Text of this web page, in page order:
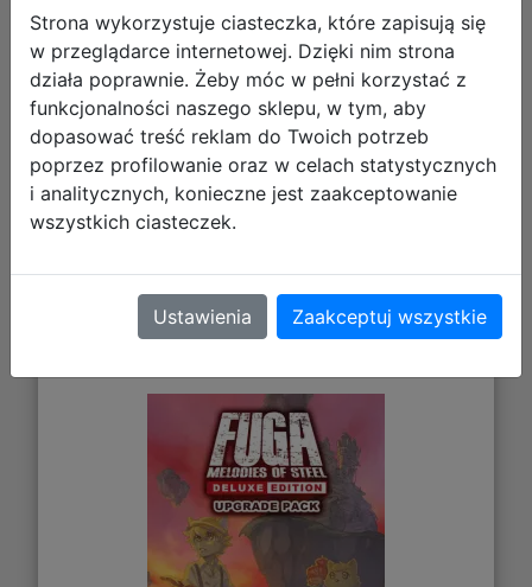
45,21 zł
DO KOSZYKA
Galeria zdjęć
Fuga: Melodies of Steel - Deluxe
Edition Upgrade Pack (DLC) (PC)
Strona wykorzystuje ciasteczka, które zapisują się
w przeglądarce internetowej. Dzięki nim strona
działa poprawnie. Żeby móc w pełni korzystać z
funkcjonalności naszego sklepu, w tym, aby
dopasować treść reklam do Twoich potrzeb
poprzez profilowanie oraz w celach statystycznych
i analitycznych, konieczne jest zaakceptowanie
wszystkich ciasteczek.
Ustawienia Zaakceptuj wszystkie